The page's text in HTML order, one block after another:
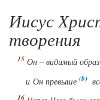
Иисус
творения
Он – видимый образ
и Он превыше